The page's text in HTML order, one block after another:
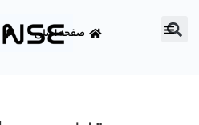
صفحه اصلی